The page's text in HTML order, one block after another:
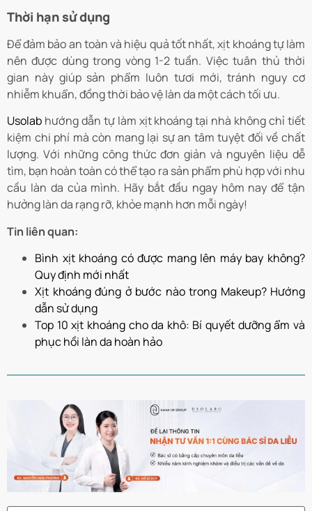
Thời hạn sử dụng
Để đảm bảo an toàn và hiệu quả tốt nhất, xịt khoáng tự làm
nên được dùng trong vòng 1-2 tuần. Việc tuân thủ thời
gian này giúp sản phẩm luôn tươi mới, tránh nguy cơ
nhiễm khuẩn, đồng thời bảo vệ làn da một cách tối ưu.
Usolab hướng dẫn tự làm xịt khoáng tại nhà không chỉ tiết
kiệm chi phí mà còn mang lại sự an tâm tuyệt đối về chất
lượng. Với những công thức đơn giản và nguyên liệu dễ
tìm, bạn hoàn toàn có thể tạo ra sản phẩm phù hợp với nhu
cầu làn da của mình. Hãy bắt đầu ngay hôm nay để tận
hưởng làn da rạng rỡ, khỏe mạnh hơn mỗi ngày!
Tin liên quan:
Bình xịt khoáng có được mang lên máy bay không?
Quy định mới nhất
Xịt khoáng đúng ở bước nào trong Makeup? Hướng
dẫn sử dụng
Top 10 xịt khoáng cho da khô: Bí quyết dưỡng ẩm và
phục hồi làn da hoàn hảo